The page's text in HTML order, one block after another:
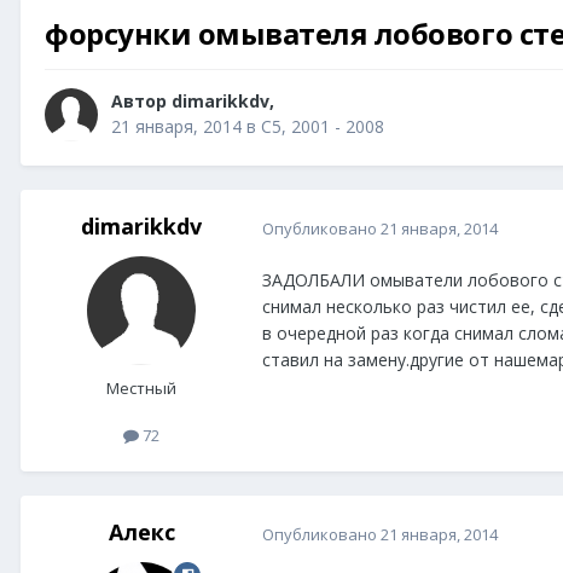
форсунки омывателя лобового
Автор dimarikkdv,
21 января, 2014 в С5, 2001 - 2008
dimarikkdv
Местный
72
Опубликовано 21 января, 2014
ЗАДОЛБАЛИ омыватели лобового
снимал несколько раз чистил ее,
в очередной раз когда снимал
ставил на замену.другие от
Алeкс Опубликовано 21 января, 2014